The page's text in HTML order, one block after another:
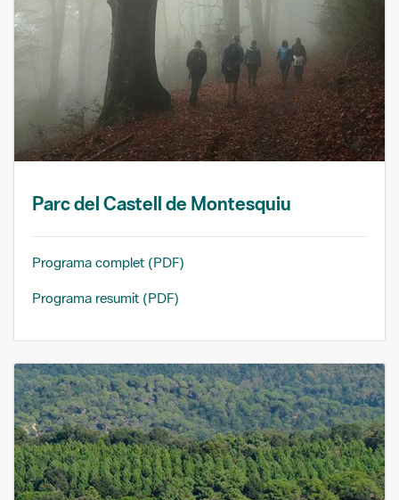
Parc del Castell de Montesquiu
Programa complet (PDF)
Programa resumit (PDF)